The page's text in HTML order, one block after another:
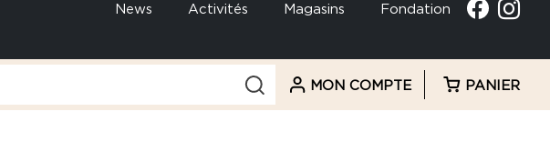
News Activités Magasins Fondation
MON COMPTE PANIER